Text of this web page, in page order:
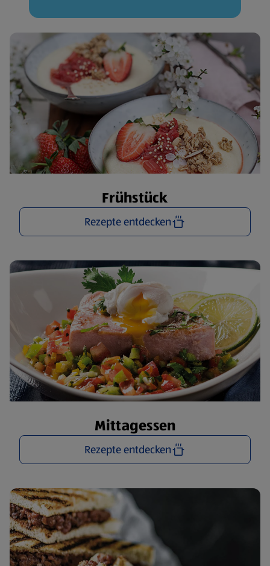
Frühstück
Rezepte entdecken
Mittagessen
Rezepte entdecken